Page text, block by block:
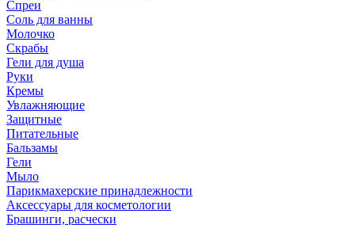
Спреи
Соль для ванны
Молочко
Скрабы
Гели для душа
Руки
Кремы
Увлажняющие
Защитные
Питательные
Бальзамы
Гели
Мыло
Парикмахерские принадлежности
Аксессуары для косметологии
Брашинги, расчески